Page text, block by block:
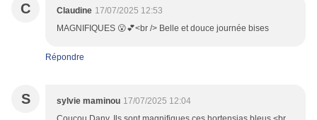
C Claudine 17/07/2025 12:53
MAGNIFIQUES 😮💕<br /> Belle et douce journée bises
Répondre
S sylvie maminou 17/07/2025 12:04